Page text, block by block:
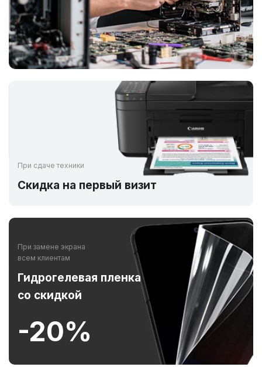
При сдаче техники
Скидка на первый визит
При замене экрана
всем клиентам
Гидрогелевая пленка
со скидкой
-20%